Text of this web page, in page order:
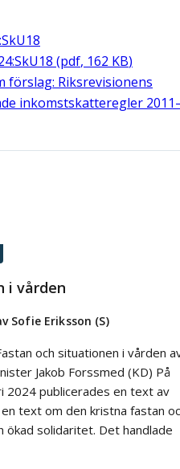
(pdf, 162 KB)
förslag: Riksrevisionens
inkomstskatteregler
i vården
Sofie Eriksson (S)
och situationen i vården
Jakob Forssmed (KD) På
2024 publicerades en text av
text om den kristna fastan
solidaritet. Det handlade